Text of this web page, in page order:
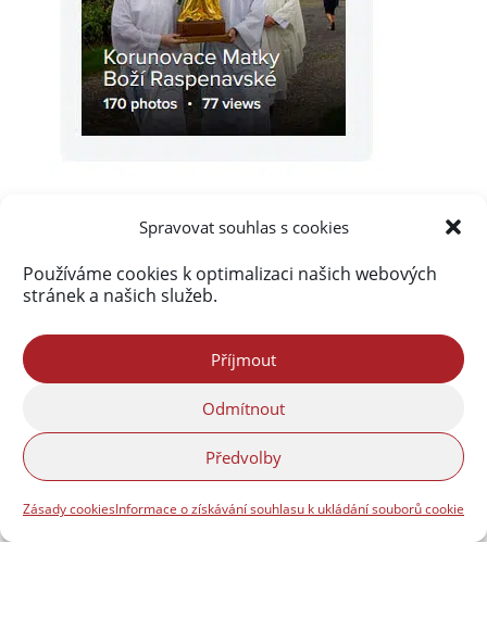
Spravovat souhlas s cookies
Používáme cookies k optimalizaci našich webových
stránek a našich služeb.
Příjmout
Odmítnout
Předvolby
Zásady cookiesInformace o získávání souhlasu k ukládání souborů cookie
Akismet
290 227 spamů